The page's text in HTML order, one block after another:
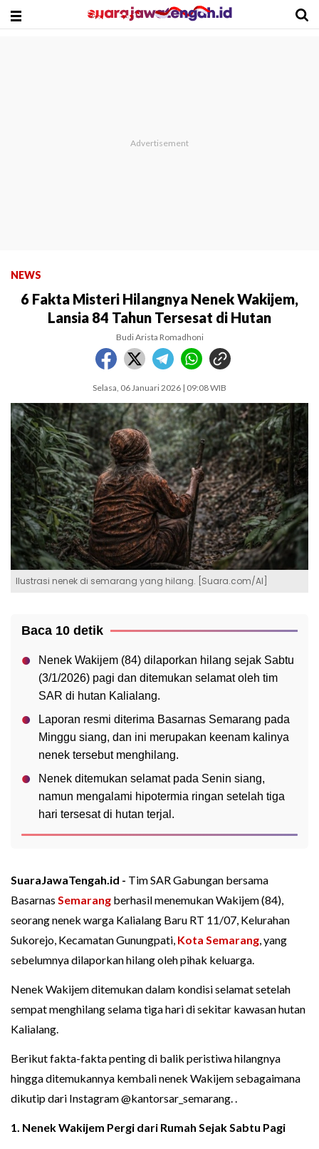
NEWS
6 Fakta Misteri Hilangnya Nenek Wakijem,
Lansia 84 Tahun Tersesat di Hutan
Budi Arista Romadhoni
Selasa, 06 Januari 2026 | 09:08 WIB
Ilustrasi nenek di semarang yang hilang. [Suara.com/AI]
Baca 10 detik
Nenek Wakijem (84) dilaporkan hilang sejak Sabtu
(3/1/2026) pagi dan ditemukan selamat oleh tim
SAR di hutan Kalialang.
Laporan resmi diterima Basarnas Semarang pada
Minggu siang, dan ini merupakan keenam kalinya
nenek tersebut menghilang.
Nenek ditemukan selamat pada Senin siang,
namun mengalami hipotermia ringan setelah tiga
hari tersesat di hutan terjal.
SuaraJawaTengah.id - Tim SAR Gabungan bersama
Basarnas Semarang berhasil menemukan Wakijem (84),
seorang nenek warga Kalialang Baru RT 11/07, Kelurahan
Sukorejo, Kecamatan Gunungpati, Kota Semarang, yang
sebelumnya dilaporkan hilang oleh pihak keluarga.
Nenek Wakijem ditemukan dalam kondisi selamat setelah
sempat menghilang selama tiga hari di sekitar kawasan hutan
Kalialang.
Berikut fakta-fakta penting di balik peristiwa hilangnya
hingga ditemukannya kembali nenek Wakijem sebagaimana
dikutip dari Instagram @kantorsar_semarang. .
1. Nenek Wakijem Pergi dari Rumah Sejak Sabtu Pagi